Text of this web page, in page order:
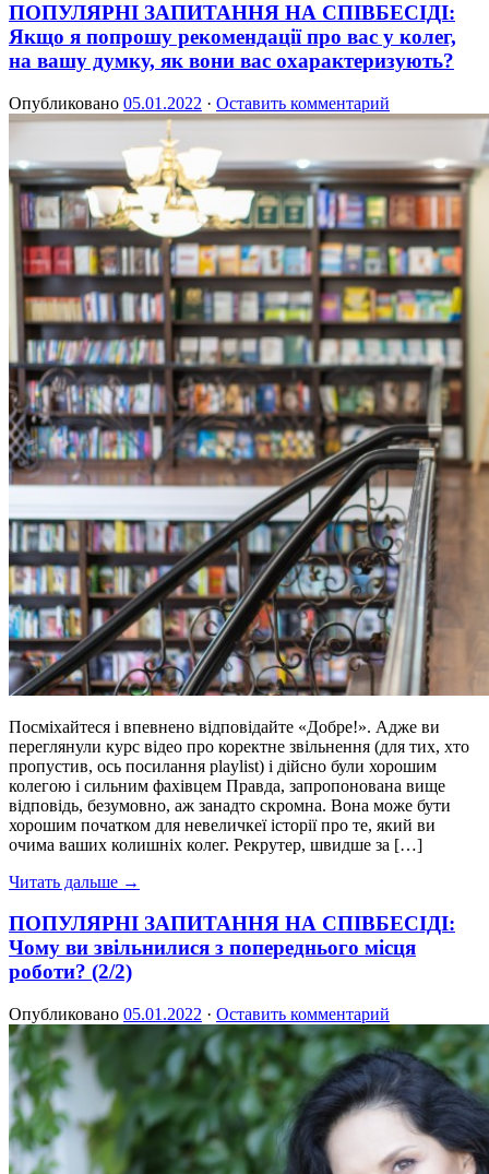
ПОПУЛЯРНІ ЗАПИТАННЯ НА СПІВБЕСІДІ:
Якщо я попрошу рекомендації про вас у колег,
на вашу думку, як вони вас охарактеризують?
Опубликовано 05.01.2022 · Оставить комментарий
Посміхайтеся і впевнено відповідайте «Добре!». Адже ви
переглянули курс відео про коректне звільнення (для тих, хто
пропустив, ось посилання playlist) і дійсно були хорошим
колегою і сильним фахівцем Правда, запропонована вище
відповідь, безумовно, аж занадто скромна. Вона може бути
хорошим початком для невеличкеї історії про те, який ви
очима ваших колишніх колег. Рекрутер, швидше за […]
Читать дальше →
ПОПУЛЯРНІ ЗАПИТАННЯ НА СПІВБЕСІДІ:
Чому ви звільнилися з попереднього місця
роботи? (2/2)
Опубликовано 05.01.2022 · Оставить комментарий